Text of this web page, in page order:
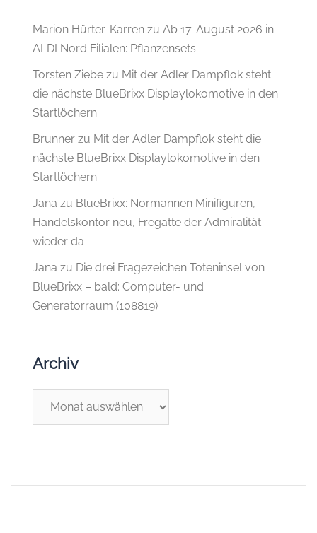
Marion Hürter-Karren zu Ab 17. August 2026 in
ALDI Nord Filialen: Pflanzensets
Torsten Ziebe zu Mit der Adler Dampflok steht
die nächste BlueBrixx Displaylokomotive in den
Startlöchern
Brunner zu Mit der Adler Dampflok steht die
nächste BlueBrixx Displaylokomotive in den
Startlöchern
Jana zu BlueBrixx: Normannen Minifiguren,
Handelskontor neu, Fregatte der Admiralität
wieder da
Jana zu Die drei Fragezeichen Toteninsel von
BlueBrixx – bald: Computer- und
Generatorraum (108819)
Archiv